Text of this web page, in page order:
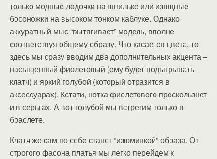
только модные лодочки на шпильке или изящные
босоножки на высоком тонком каблуке. Однако
аккуратный мыс “вытягивает” модель, вполне
соответствуя общему образу. Что касается цвета, то
здесь мы сразу вводим два дополнительных акцента –
насыщенный фиолетовый (ему будет подыгрывать
клатч) и яркий голубой (который отразится в
аксессуарах). Кстати, нотка фиолетового проскользнет
и в серьгах. А вот голубой мы встретим только в
браслете.
Клатч же сам по себе станет “изюминкой” образа. От
строгого фасона платья мы легко перейдем к